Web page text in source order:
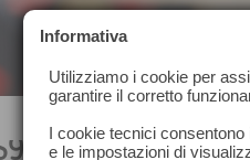
Informativa
Utilizziamo i cookie per
garantire il corretto
I cookie tecnici
e le impostazioni di